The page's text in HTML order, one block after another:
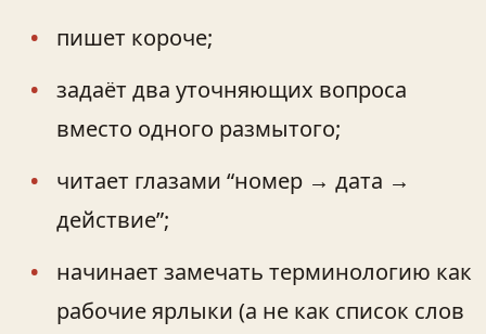
пишет короче;
задаёт два уточняющих вопроса
вместо одного размытого;
читает глазами “номер → дата →
действие”;
начинает замечать терминологию как
рабочие ярлыки (а не как список слов